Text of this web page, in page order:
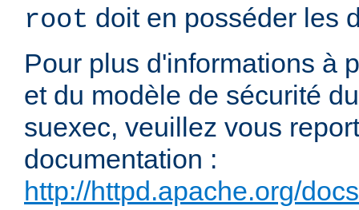
root doit en posséder les
Pour plus d'informations à
et du modèle de sécurité
suexec, veuillez vous
documentation :
http://httpd.apache.org/